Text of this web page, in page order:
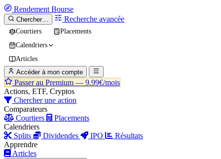
Rendement Bourse
Chercher… Recherche avancée
Courtiers
Placements
Calendriers
Articles
Accéder à mon compte
Passer au Premium — 9.99€/mois
Actions, ETF, Cryptos
Chercher une action
Comparateurs
Courtiers
Placements
Calendriers
Splits
Dividendes IPO
Résultats
Apprendre
Articles